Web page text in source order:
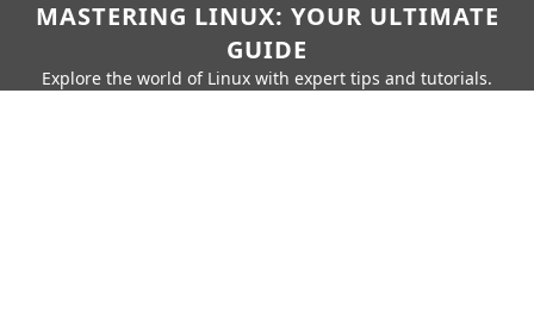
MASTERING LINUX: YOUR ULTIMATE
GUIDE
Explore the world of Linux with expert tips and tutorials.